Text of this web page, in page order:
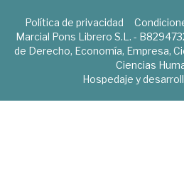
Política de privacidad
Marcial Pons Librero S.L. -
de Derecho, Economía, Empresa,
Ciencias
Hospedaje y